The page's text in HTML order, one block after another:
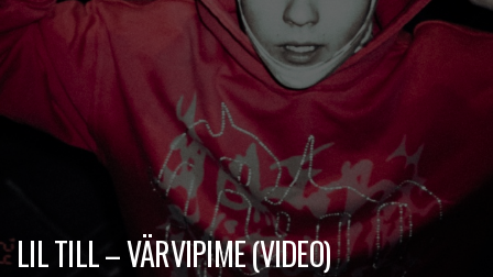
LIL TILL – VÄRVIPIME (VIDEO)